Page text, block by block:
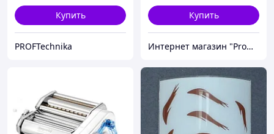
Купить
PROFTechnika
Купить
Интернет магазин "Promtovari"